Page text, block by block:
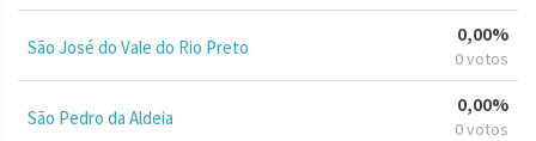
São José do Vale do Rio Preto
0,00%
0 votos
São Pedro da Aldeia
0,00%
0 votos